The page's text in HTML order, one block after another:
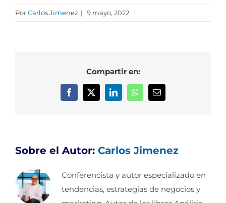
PorCarlos Jimenez | 9 mayo, 2022
Compartir en:
Facebook
X LinkedInWhatsAppCorreo
Sobre el Autor: Carlos Jimenez
Conferencista y autor especializado en
tendencias, estrategias de negocios y